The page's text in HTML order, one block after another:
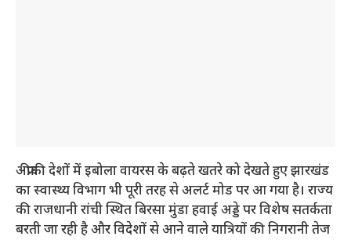
अफ्रीकी देशों में इबोला वायरस के बढ़ते खतरे को देखते हुए झारखंड
का स्वास्थ्य विभाग भी पूरी तरह से अलर्ट मोड पर आ गया है। राज्य
की राजधानी रांची स्थित बिरसा मुंडा हवाई अड्डे पर विशेष सतर्कता
बरती जा रही है और विदेशों से आने वाले यात्रियों की निगरानी तेज